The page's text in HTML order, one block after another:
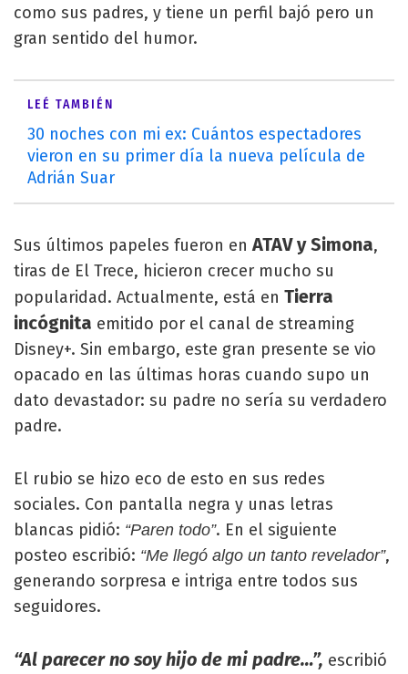
como sus padres, y tiene un perfil bajó pero un
gran sentido del humor.
LEÉ TAMBIÉN
30 noches con mi ex: Cuántos espectadores
vieron en su primer día la nueva película de
Adrián Suar
Sus últimos papeles fueron enATAV y Simona,
tiras de El Trece, hicieron crecer mucho su
popularidad. Actualmente, está en Tierra
incógnita emitido por el canal de streaming
Disney+. Sin embargo, este gran presente se vio
opacado en las últimas horas cuando supo un
dato devastador: su padre no sería su verdadero
padre.
El rubio se hizo eco de esto en sus redes
sociales. Con pantalla negra y unas letras
blancas pidió: “Paren todo”. En el siguiente
posteo escribió: “Me llegó algo un tanto revelador”,
generando sorpresa e intriga entre todos sus
seguidores.
“Al parecer no soy hijo de mi padre…”, escribió